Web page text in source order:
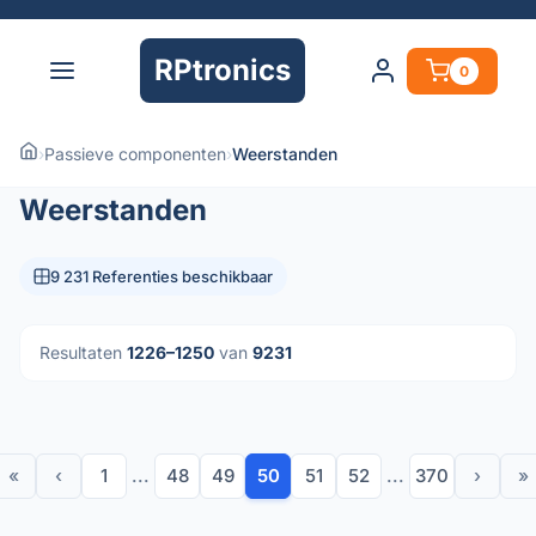
RPtronics 0
›Passieve componenten›Weerstanden
Weerstanden
9 231 Referenties beschikbaar
Resultaten 1226–1250 van 9231
« ‹ 1 ... 48 49 50 51 52 ... 370 › »